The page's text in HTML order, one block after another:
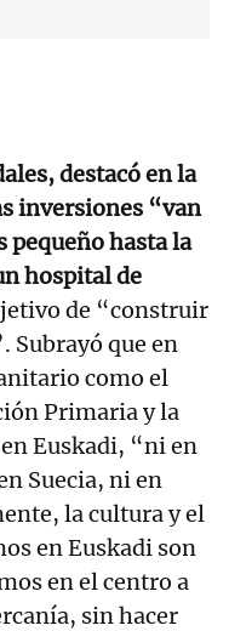
destacó en la
inversiones “van
pequeño hasta la
hospital de
de “construir
Subrayó que en
como el
Primaria y la
Euskadi, “ni en
Suecia, ni en
la cultura y el
en Euskadi son
en el centro a
sin hacer